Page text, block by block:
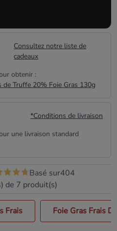
la meilleure qualité, vous
de l'air, et expédié dans
accumulateur de froid, il
conditions.
les plus bas. Vous
réception.
uniquement
Consultez notre liste de
cadeaux
obtenir :
de Truffe 20% Foie Gras 130g
*Conditions de livraison
une livraison standard
Basé sur404
de 7 produit(s)
Frais Foie Gras Frais